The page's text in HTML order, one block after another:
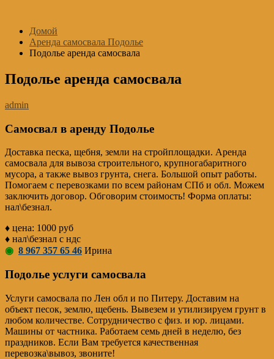
содержимому
Домой
Аренда самосвала Подолье
Подолье аренда самосвала
Подолье аренда самосвала
admin
Самосвал в аренду Подолье
Доставка песка, щебня, земли на стройплощадки. Аренда
самосвала для вывоза строительного, крупногабаритного
мусора, а также вывоз грунта, снега. Большой опыт работы.
Помогаем с перевозками по всем районам СПб и обл. Можем
заключить договор. Обговорим стоимость! Форма оплаты:
нал\безнал.
♦ цена: 1000 руб
♦ нал\безнал с ндс
◉ 8 967 357 65 46 Ирина
Подолье услуги самосвала
Услуги самосвала по Лен обл и по Питеру. Доставим на
объект песок, землю, щебень. Вывезем и утилизируем грунт в
любом количестве. Сотрудничество с физ. и юр. лицами.
Машины от частника. Работаем семь дней в неделю, без
праздников. Если Вам требуется качественная
перевозка\вывоз, звоните!